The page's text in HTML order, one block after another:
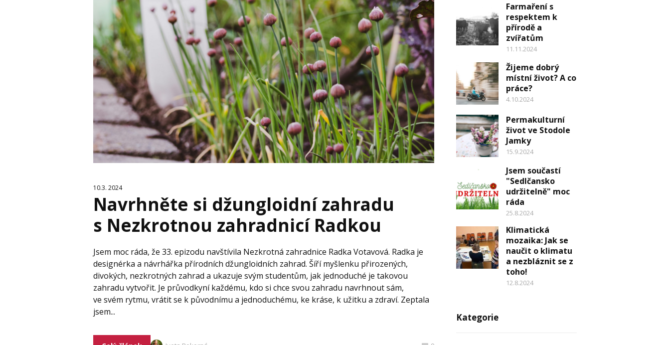
10.3. 2024
Navrhněte si džungloidní zahradu
s Nezkrotnou zahradnicí Radkou
Jsem moc ráda, že 33. epizodu navštívila Nezkrotná zahradnice Radka Votavová. Radka je
designérka a návrhářka přírodních džungloidních zahrad. Šíří myšlenku přirozených,
divokých, nezkrotných zahrad a ukazuje svým studentům, jak jednoduché je takovou
zahradu vytvořit. Je průvodkyní každému, kdo si chce svou zahradu navrhnout sám,
ve svém rytmu, vrátit se k původnímu a jednoduchému, ke kráse, k užitku a zdraví. Zeptala
jsem...
Farmaření s
respektem k
přírodě a
zvířatům
11.11.2024
Žijeme dobrý
místní život? A co
práce?
4.10.2024
Permakulturní
život ve Stodole
Jamky
15.9.2024
Jsem součastí
"Sedlčansko
udržitelně" moc
ráda
25.8.2024
Klimatická
mozaika: Jak se
naučit o klimatu
a nezbláznit se z
toho!
12.8.2024
Kategorie